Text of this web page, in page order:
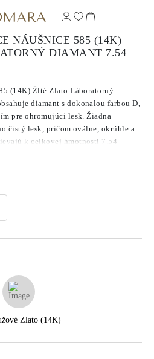
NÁUŠNICE 585 (14K)
DIAMANT 7.54
(14K) Žlté Zlato Láboratorný
diamant s dokonalou farbou D,
pre ohromujúci lesk. Žiadna
čistý lesk, pričom oválne, okrúhle a
k celkovej hmotnosti 7.54
pokoja. Povedzte „áno“
náušnice sú všestranným
váš svadobný vzhľad,
rezov sa spája na vytvorenie
Zlato (14K)